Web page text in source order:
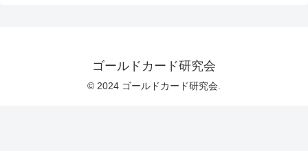
ゴールドカード研究会
© 2024 ゴールドカード研究会.